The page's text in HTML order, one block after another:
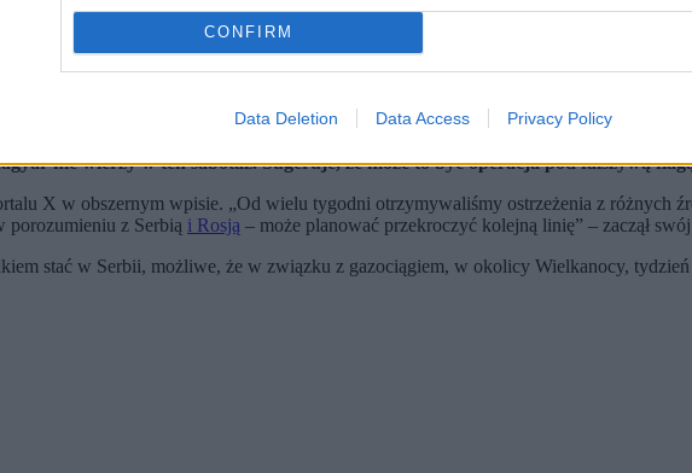
CONFIRM
Data Deletion Data Access Privacy Policy
Shutterstock)
o znalezieniu ładunków wybuchowych przy rurociągu na granicy
a szef węgierskiego rządu Viktor Orban zwołał Radę Obrony.
nie wierzy w ten sabotaż. Sugeruje, że może to być operacja pod fałszywą
X w obszernym wpisie. „Od wielu tygodni otrzymywaliśmy ostrzeżenia z różnych
porozumieniu z Serbią i Rosją – może planować przekroczyć kolejną linię” – zaczął
stać w Serbii, możliwe, że w związku z gazociągiem, w okolicy Wielkanocy,